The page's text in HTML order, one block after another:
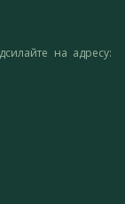
на адресу: